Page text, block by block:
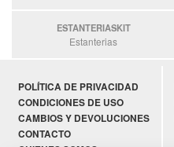
ESTANTERIASKIT
Estanterias
POLÍTICA DE PRIVACIDAD
CONDICIONES DE USO
CAMBIOS Y DEVOLUCIONES
CONTACTO